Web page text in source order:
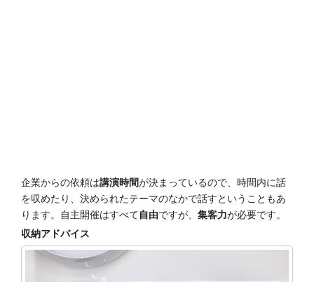
企業からの依頼は講演時間が決まっているので、時間内に話
を収めたり、決められたテーマのなかで話すということもあ
ります。自主開催はすべて自由ですが、 集客力が必要です。
収納アドバイス